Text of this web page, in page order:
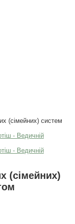
(сімейних) систем
(сімейних)